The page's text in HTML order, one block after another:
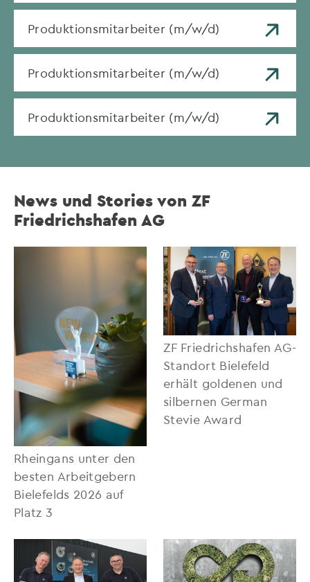
Produktionsmitarbeiter (m/w/d)
Produktionsmitarbeiter (m/w/d)
Produktionsmitarbeiter (m/w/d)
News und Stories von ZF
Friedrichshafen AG
Rheingans unter den
besten Arbeitgebern
Bielefelds 2026 auf
Platz 3
ZF Friedrichshafen AG-
Standort Bielefeld
erhält goldenen und
silbernen German
Stevie Award